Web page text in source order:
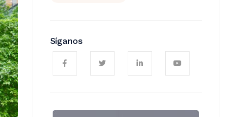
Síganos